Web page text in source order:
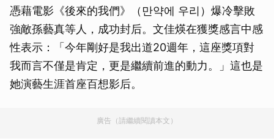
憑藉電影《後來的我們》（만약에 우리）爆冷擊敗
強敵孫藝真等人，成功封后。文佳煐在獲獎感言中感
性表示：「今年剛好是我出道20週年，這座獎項對
我而言不僅是肯定，更是繼續前進的動力。」這也是
她演藝生涯首座百想影后。
廣告（請繼續閱讀本文）